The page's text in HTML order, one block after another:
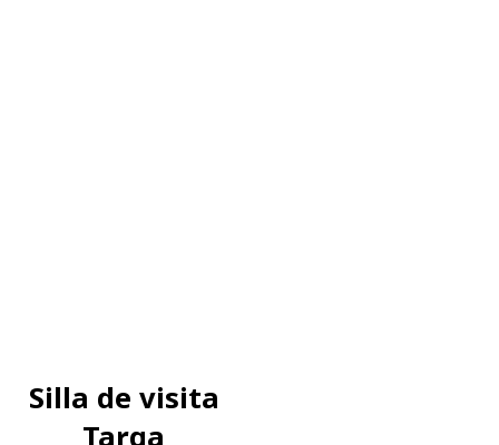
Silla de visita
Targa